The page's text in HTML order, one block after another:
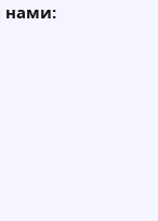
нами: